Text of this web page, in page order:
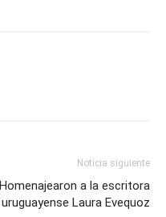
Noticia siguiente
Homenajearon a la escritora
uruguayense Laura Evequoz